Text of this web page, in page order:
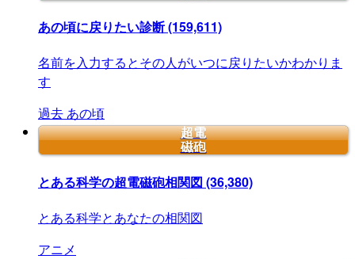
あの頃に戻りたい診断(159,611)
名前を入力するとその人がいつに戻りたいかわかりま
す
過去 あの頃
超電
磁砲
とある科学の超電磁砲相関図 (36,380)
とある科学とあなたの相関図
アニメ